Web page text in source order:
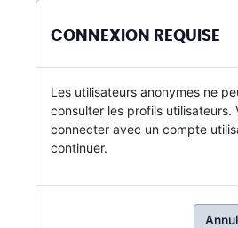
CONNEXION REQUISE
Les utilisateurs anonymes ne
consulter les profils utilisateurs.
connecter avec un compte
continuer.